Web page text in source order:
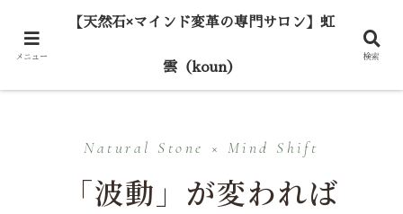
Natural Stone × Mind Shift
「波動」が変われば
メニュー
【天然石×マインド変革の専門サロン】虹
雲（koun）
検索